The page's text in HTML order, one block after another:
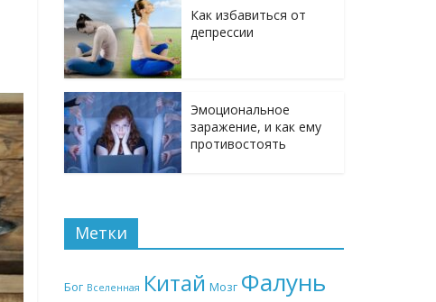
Как избавиться от
депрессии
Эмоциональное
заражение, и как ему
противостоять
Метки
Бог Вселенная Китай Мозг Фалунь